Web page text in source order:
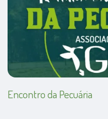
Encontro da Pecuária